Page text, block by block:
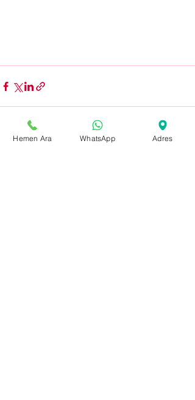
Hemen Ara WhatsApp Adres